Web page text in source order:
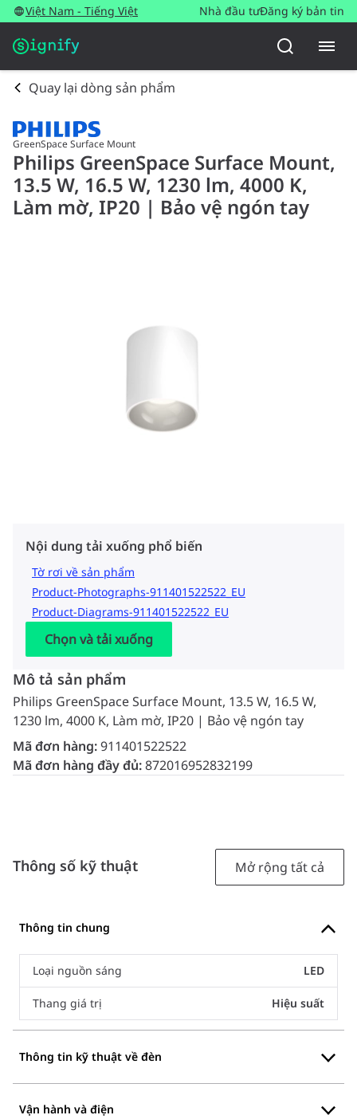
Việt Nam - Tiếng Việt Nhà đầu tưĐăng ký bản tin
Quay lại dòng sản phẩm
GreenSpace Surface Mount
Philips GreenSpace Surface Mount,
13.5 W, 16.5 W, 1230 lm, 4000 K,
Làm mờ, IP20 | Bảo vệ ngón tay
Nội dung tải xuống phổ biến
Tờ rơi về sản phẩm
Product-Photographs-911401522522_EU
Product-Diagrams-911401522522_EU
Chọn và tải xuống
Mô tả sản phẩm
Philips GreenSpace Surface Mount, 13.5 W, 16.5 W,
1230 lm, 4000 K, Làm mờ, IP20 | Bảo vệ ngón tay
Mã đơn hàng:911401522522
Mã đơn hàng đầy đủ:872016952832199
Thông số kỹ thuật Mở rộng tất cả
Thông tin chung
Loại nguồn sáng LED
Thang giá trị Hiệu suất
Thông tin kỹ thuật về đèn
Vận hành và điện